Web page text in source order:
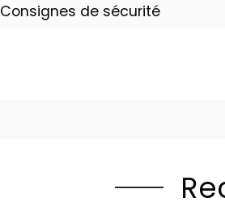
Consignes de sécurité